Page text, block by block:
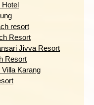
slapen twee nachten
laten rusten. Het witte
Je kunt er snorkelen of
bezoeken.
en 460 meter dalen
Hotel
resort
Resort
Jivva Resort
Resort
Karang